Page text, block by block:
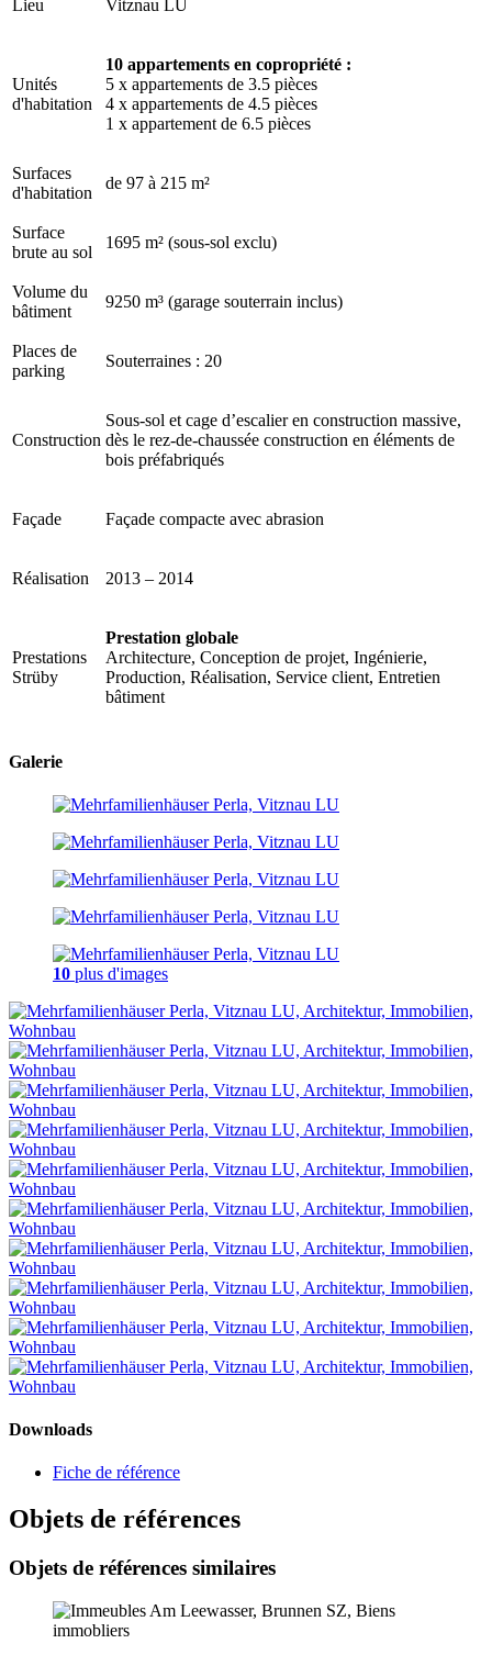
Lieu Vitznau LU
Unités
d'habitation
10 appartements en copropriété :
5 x appartements de 3.5 pièces
4 x appartements de 4.5 pièces
1 x appartement de 6.5 pièces
Surfaces
d'habitation
de 97 à 215 m²
Surface
brute au sol
1695 m² (sous-sol exclu)
Volume du
bâtiment
9250 m³ (garage souterrain inclus)
Places de
parking
Souterraines : 20
Construction
Sous-sol et cage d’escalier en construction massive,
dès le rez-de-chaussée construction en éléments de
bois préfabriqués
Façade Façade compacte avec abrasion
Réalisation 2013 – 2014
Prestations
Strüby
Prestation globale
Architecture, Conception de projet, Ingénierie,
Production, Réalisation, Service client, Entretien
bâtiment
Galerie
10 plus d'images
Downloads
Fiche de référence
Objets de références
Objets de références similaires